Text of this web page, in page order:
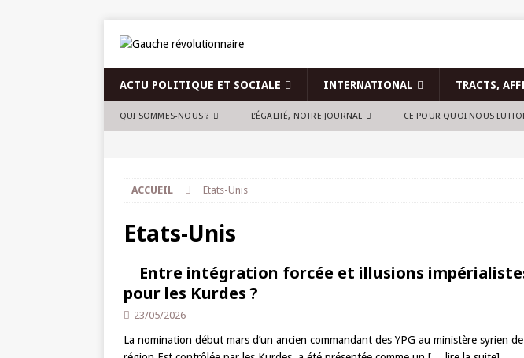
ACTU POLITIQUE ET SOCIALE INTERNATIONAL TRACTS,
QUI SOMMES-NOUS ? L’ÉGALITÉ, NOTRE JOURNAL CE POUR QUOI NOUS
ACCUEIL Etats-Unis
Etats-Unis
Entre intégration forcée et illusions
pour les Kurdes ?
23/05/2026
La nomination début mars d’un ancien commandant des YPG au ministère syrien